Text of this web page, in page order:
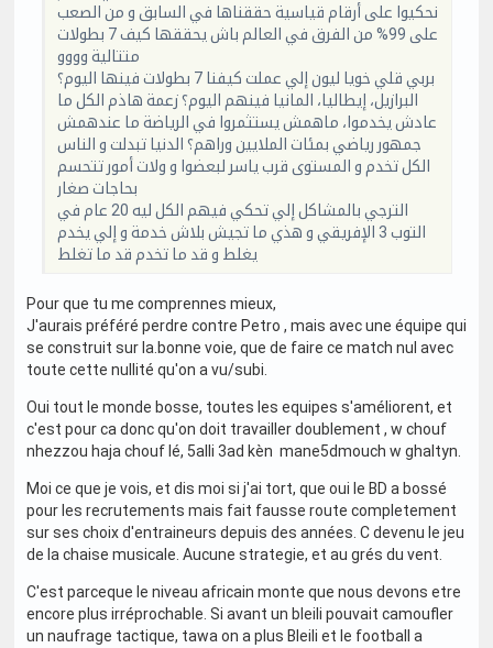
نحكيوا على أرقام قياسية حققناها في السابق و من الصعب
على 99% من الفرق في العالم باش يحققها كيف 7 بطولات
متتالية وووو
بربي قلي خويا ليون إلي عملت كيفنا 7 بطولات فينها اليوم؟
البرازيل، إيطاليا، المانيا فينهم اليوم؟ زعمة هاذم الكل ما
عادش يخدموا، ماهمش يستثمروا في الرياضة ما عندهمش
جمهور رياضي بمئات الملايين وراهم؟ الدنيا تبدلت و الناس
الكل تخدم و المستوى قرب ياسر لبعضوا و ولات أمور تتحسم
بحاجات صغار
الترجي بالمشاكل إلي تحكي فيهم الكل ليه 20 عام في
التوب 3 الإفريقي و هذي ما تجيش بلاش خدمة و إلي يخدم
يغلط و قد ما تخدم قد ما تغلط
Pour que tu me comprennes mieux,
J'aurais préféré perdre contre Petro , mais avec une équipe qui
se construit sur la.bonne voie, que de faire ce match nul avec
toute cette nullité qu'on a vu/subi.
Oui tout le monde bosse, toutes les equipes s'améliorent, et
c'est pour ca donc qu'on doit travailler doublement , w chouf
nhezzou haja chouf lé, 5alli 3ad kèn mane5dmouch w ghaltyn.
Moi ce que je vois, et dis moi si j'ai tort, que oui le BD a bossé
pour les recrutements mais fait fausse route completement
sur ses choix d'entraineurs depuis des années. C devenu le jeu
de la chaise musicale. Aucune strategie, et au grés du vent.
C'est parceque le niveau africain monte que nous devons etre
encore plus irréprochable. Si avant un bleili pouvait camoufler
un naufrage tactique, tawa on a plus Bleili et le football a